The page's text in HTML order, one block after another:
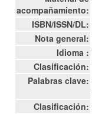
acompañamiento:
ISBN/ISSN/DL:
Nota general:
Idioma :
Clasificación:
Palabras clave:
Clasificación: